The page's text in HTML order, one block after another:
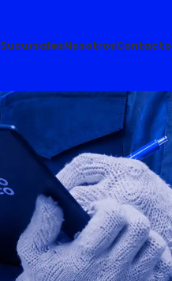
SucursalesNosotrosContacto